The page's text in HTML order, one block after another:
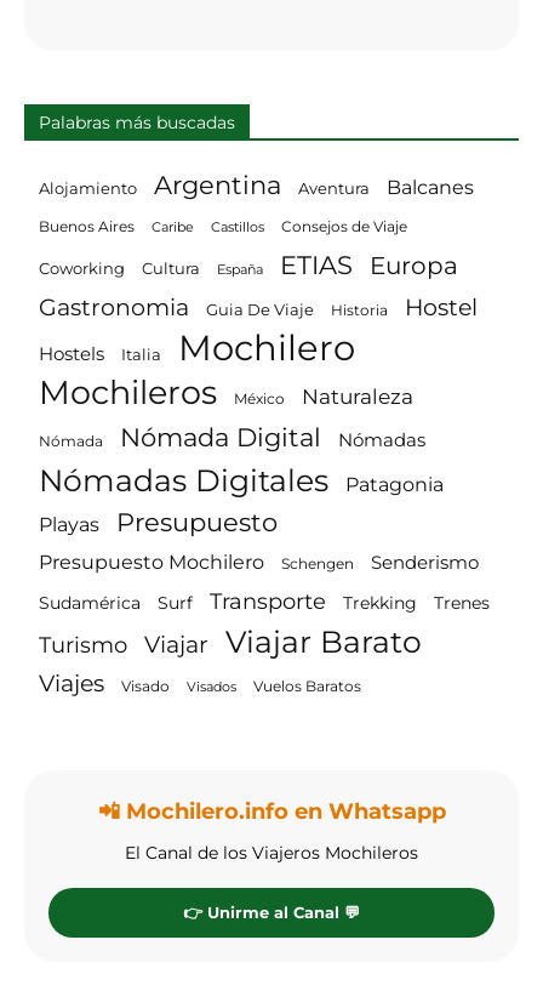
Palabras más buscadas
Alojamiento Argentina Aventura Balcanes
Buenos Aires Caribe Castillos Consejos de Viaje
Coworking Cultura España ETIAS
Europa
Gastronomia
Guia De Viaje Historia Hostel
Hostels Italia Mochilero
Mochileros México Naturaleza
Nómada Nómada Digital Nómadas
Nómadas Digitales
Patagonia
Playas
Presupuesto
Presupuesto Mochilero Schengen Senderismo
Sudamérica Surf Transporte Trekking Trenes
Turismo Viajar Viajar Barato
Viajes Visado Visados Vuelos Baratos
📲 Mochilero.info en Whatsapp
El Canal de los Viajeros Mochileros
👉 Unirme al Canal 💬